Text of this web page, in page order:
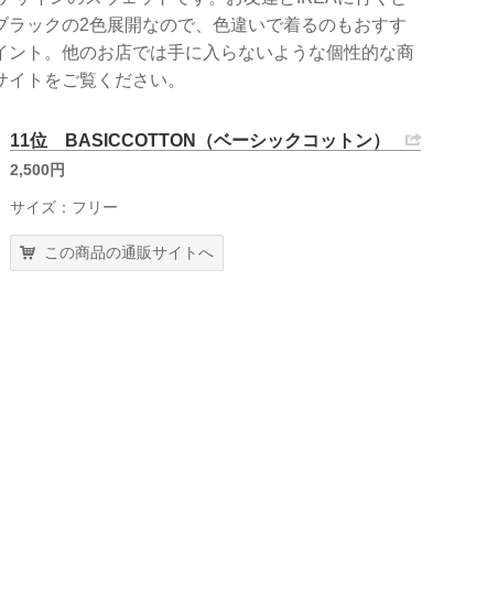
ックの2色展開なので、色違いで着るのもおすす
ト。他のお店では手に入らないような個性的な商
トをご覧ください。
11位 BASICCOTTON（ベーシックコットン）
2,500円
サイズ：フリー
この商品の通販サイトへ